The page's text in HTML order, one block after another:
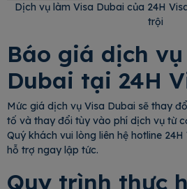
Dịch vụ làm Visa Dubai của 24H
trội
Báo giá dịch
Dubai tại 24H
Mức giá dịch vụ Visa Dubai sẽ thay
tố và thay đổi tùy vào phí dịch vụ từ
Quý khách vui lòng liên hệ hotline
hỗ trợ ngay lập tức.
Quy trình thực